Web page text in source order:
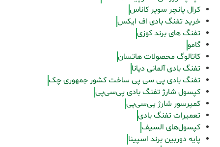
کرال پانچر سوپر کاناس
خرید تفنگ بادی اف ایکس
تفنگ های برند کوزی
گامو
کاتالوگ محصولات هاتسان
تفنگ بادی آلمانی دیانا
تفنگ بادی پی سی پی ساخت کشور جمهوری چک
کپسول شارژ تفنگ بادی پی‌سی‌پی
کمپرسور شارژ پی‌سی‌پی
تعمیرات تفنگ بادی
کپسول‌های السیف
پایه دوربین برند اسپینا